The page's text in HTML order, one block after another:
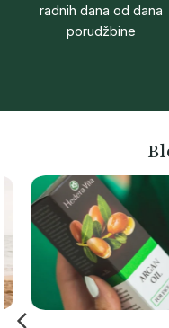
radnih dana od dana
porudžbine